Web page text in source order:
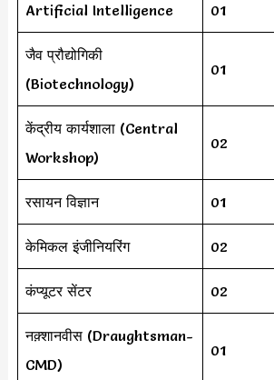
Artificial Intelligence 01
जैव प्रौद्योगिकी
(Biotechnology)
01
केंद्रीय कार्यशाला (Central
Workshop)
02
रसायन विज्ञान 01
केमिकल इंजीनियरिंग 02
कंप्यूटर सेंटर 02
नक़्शानवीस (Draughtsman-
CMD)
01